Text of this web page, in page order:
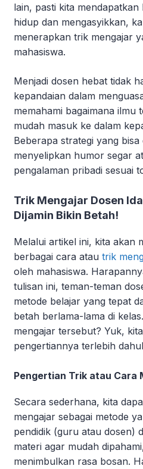
lain, pasti kita
hidup dan mengasyikkan,
menerapkan trik mengajar
mahasiswa.
Menjadi dosen hebat tidak
kepandaian dalam
memahami bagaimana ilmu
mudah masuk ke dalam
Beberapa strategi yang
menyelipkan humor segar
pengalaman pribadi sesuai
Trik Mengajar Dosen
Dijamin Bikin Betah!
Melalui artikel ini, kita akan
berbagai cara atau trik
oleh mahasiswa.
tulisan ini, teman-teman
metode belajar yang tepat
betah berlama-lama di
mengajar tersebut? Yuk,
pengertiannya terlebih
Pengertian Trik atau Cara
Secara sederhana, kita
mengajar sebagai metode
pendidik (guru atau dosen)
materi agar mudah
menimbulkan rasa bosan.